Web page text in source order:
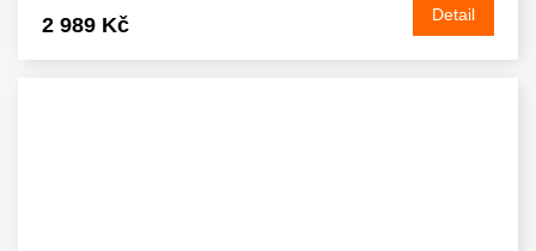
2 989 Kč Detail